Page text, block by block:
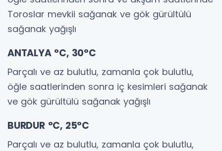
Toroslar mevkii sağanak ve gök gürültülü
sağanak yağışlı
ANTALYA °C, 30°C
Parçalı ve az bulutlu, zamanla çok bulutlu,
öğle saatlerinden sonra iç kesimleri sağanak
ve gök gürültülü sağanak yağışlı
BURDUR °C, 25°C
Parçalı ve az bulutlu, zamanla çok bulutlu,